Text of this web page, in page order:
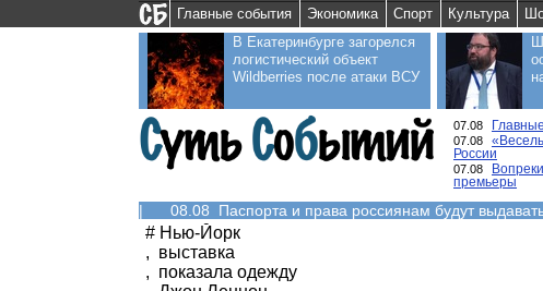
Главные события Экономика Спорт Культура
В Екатеринбурге загорелся
логистический объект
Wildberries после атаки ВСУ
07.08
07.08
России
07.08
премьеры
| 08.08 Паспорта и права россиянам будут
# Нью-Йорк
, выставка
, показала одежду